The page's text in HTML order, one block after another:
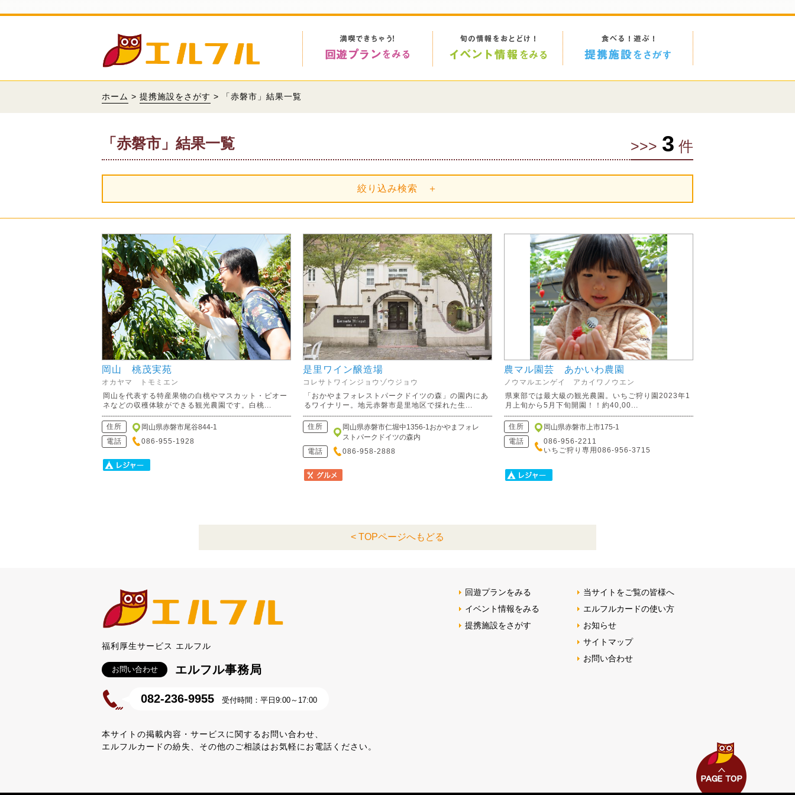
ホーム > 提携施設をさがす > 「赤磐市」結果一覧
>>> 3 件
「赤磐市」結果一覧
絞り込み検索 ＋
岡山 桃茂実苑
オカヤマ トモミエン
岡山を代表する特産果物の白桃やマスカット・ピオー
ネなどの収穫体験ができる観光農園です。白桃...
住所
岡山県赤磐市尾谷844-1
電話
086-955-1928
是里ワイン醸造場
コレサトワインジョウゾウジョウ
「おかやまフォレストパークドイツの森」の園内にあ
るワイナリー。地元赤磐市是里地区で採れた生...
住所
岡山県赤磐市仁堀中1356-1おかやまフォレ
ストパークドイツの森内
電話
086-958-2888
農マル園芸 あかいわ農園
ノウマルエンゲイ アカイワノウエン
県東部では最大級の観光農園。いちご狩り園2023年1
月上旬から5月下旬開園！！約40,00...
住所
岡山県赤磐市上市175-1
電話
086-956-2211
いちご狩り専用086-956-3715
< TOPページへもどる
福利厚生サービス エルフル
お問い合わせ エルフル事務局
082-236-9955 受付時間：平日9:00～17:00
本サイトの掲載内容・サービスに関するお問い合わせ、
エルフルカードの紛失、その他のご相談はお気軽にお電話ください。
回遊プランをみる
イベント情報をみる
提携施設をさがす
当サイトをご覧の皆様へ
エルフルカードの使い方
お知らせ
サイトマップ
お問い合わせ